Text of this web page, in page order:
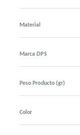
Material
Marca DPS
Peso Producto (gr)
Color